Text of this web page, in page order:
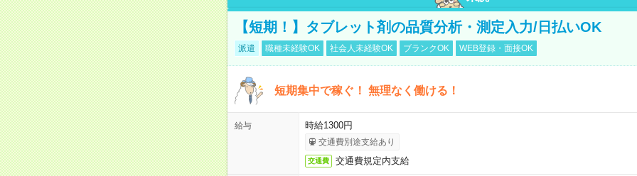
【短期！】タブレット剤の品質分析・測定入力/日払いOK
派遣 職種未経験OK 社会人未経験OK ブランクOK WEB登録・面接OK
短期集中で稼ぐ！ 無理なく働ける！
給与 時給1300円
交通費別途支給あり
交通費 交通費規定内支給